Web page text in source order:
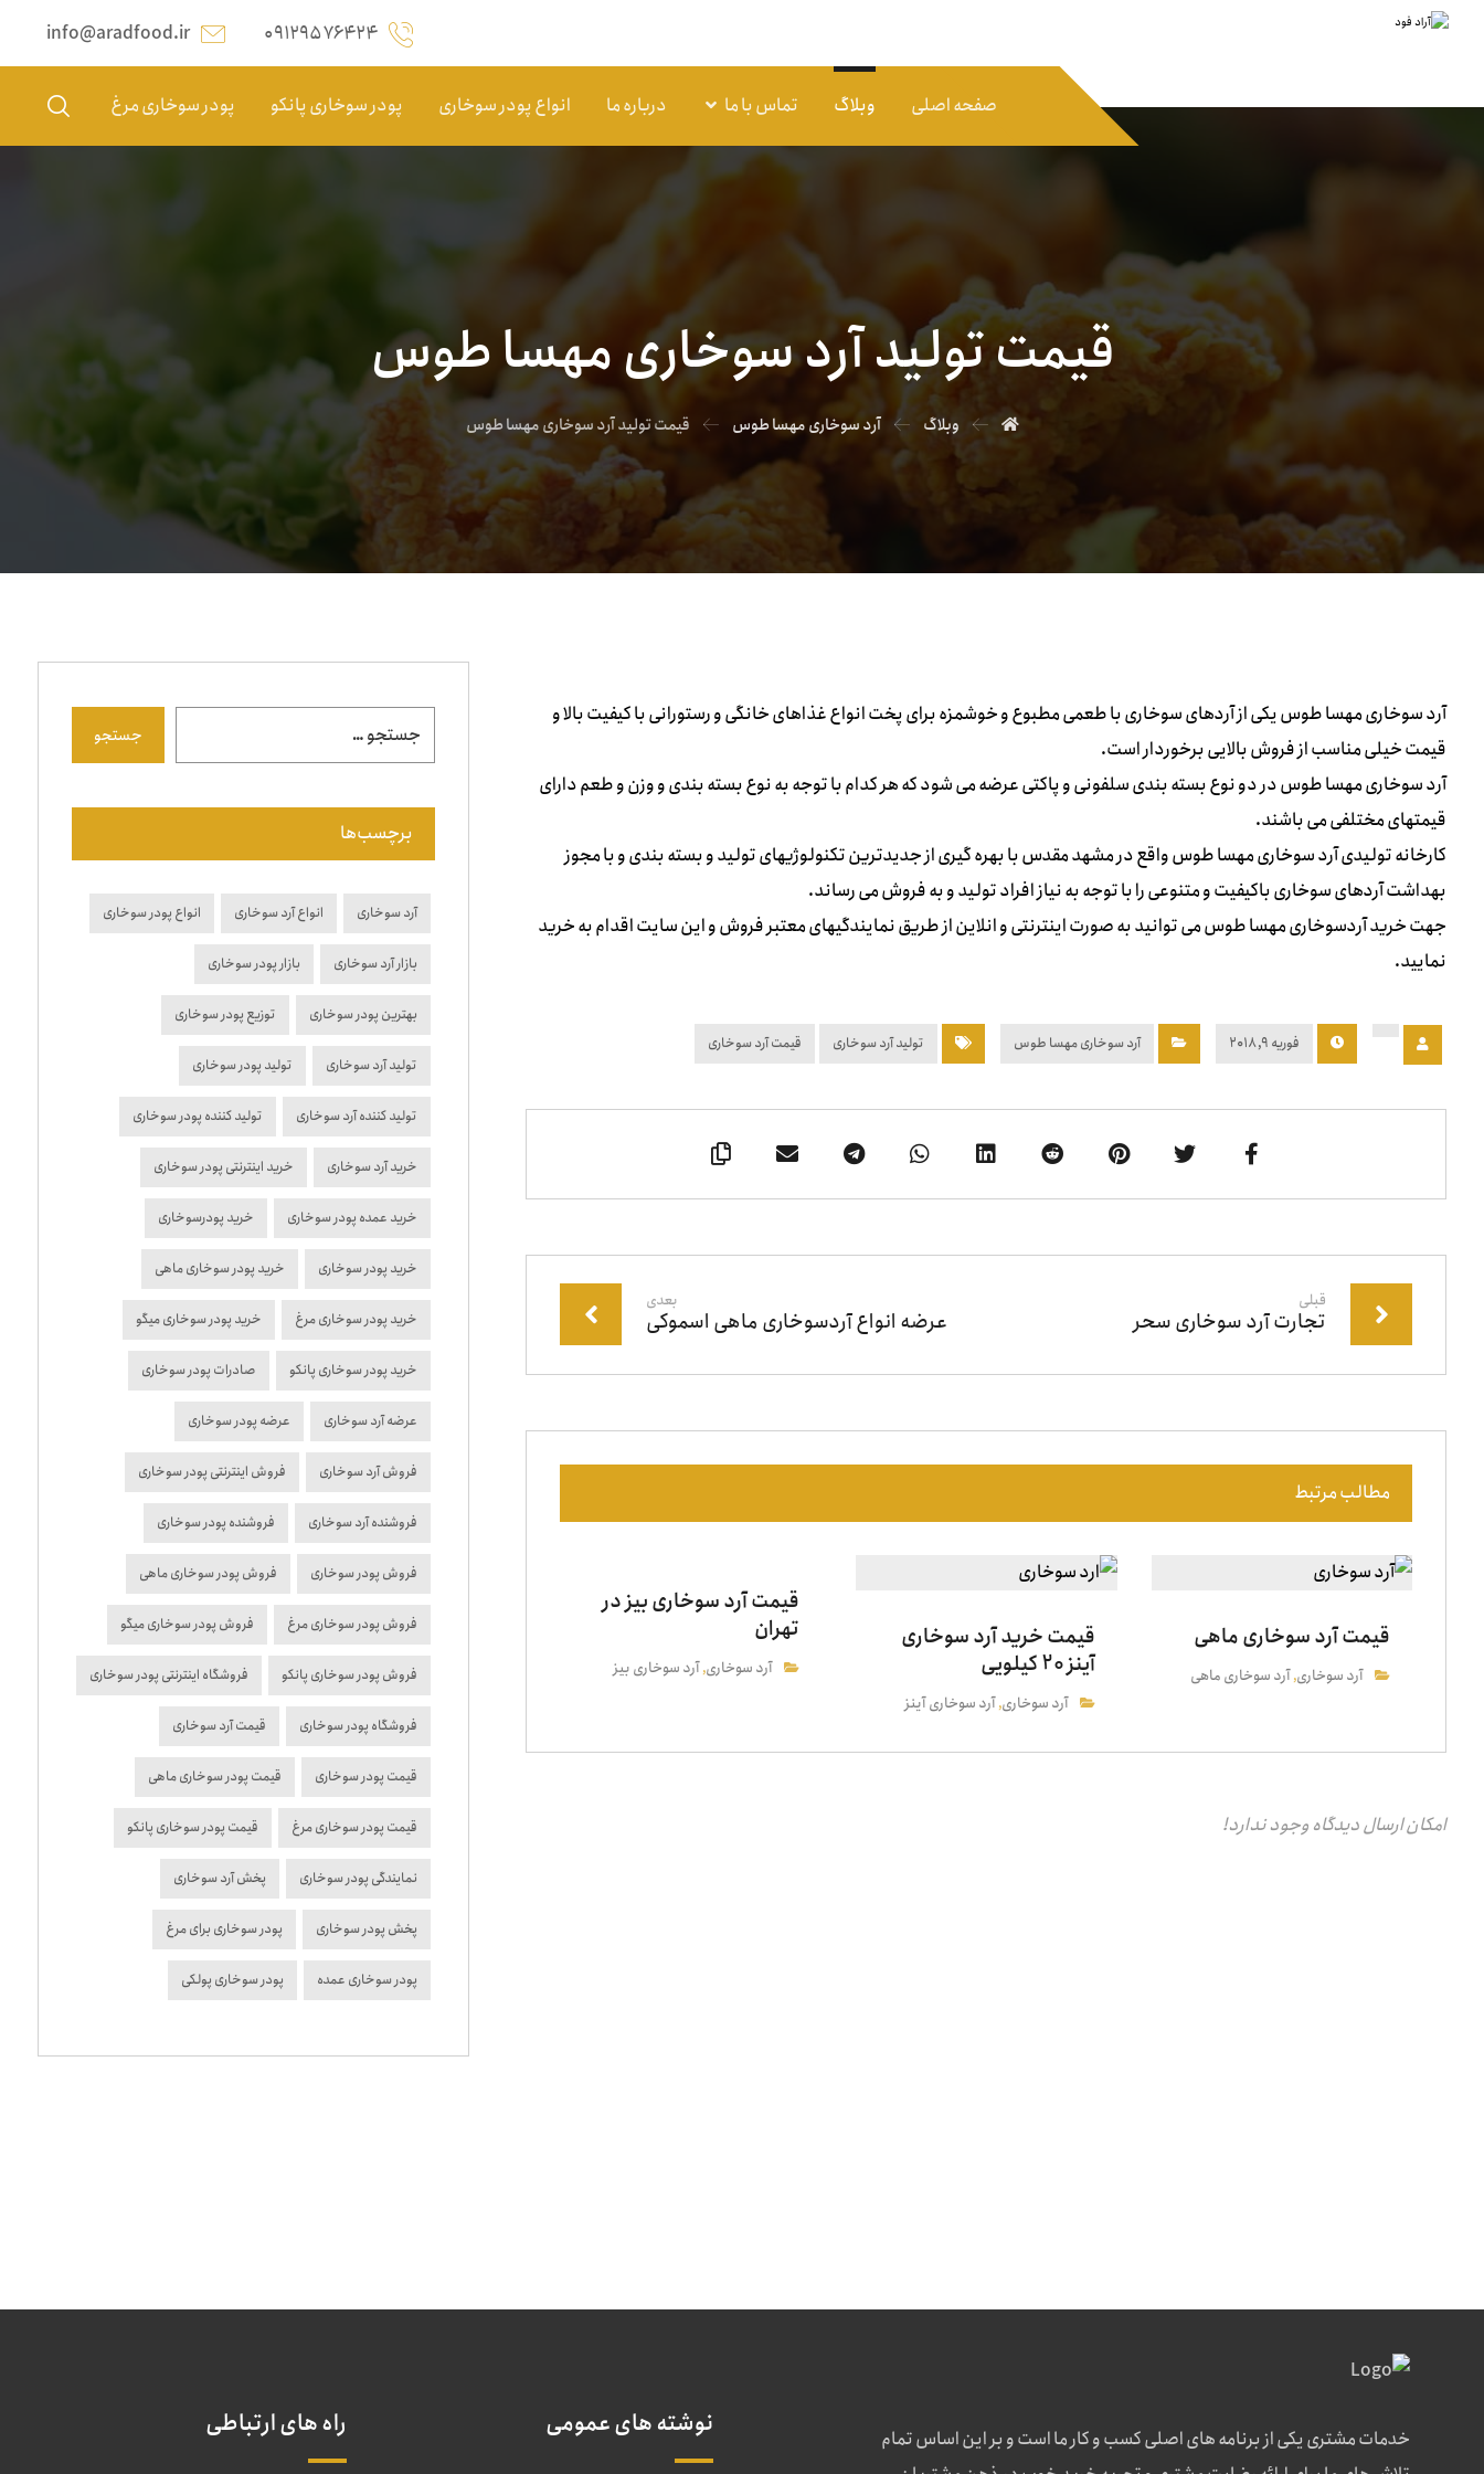
info@aradfood.ir ۰۹۱۲۹۵۷۶۴۲۴
صفحه اصلی وبلاگ تماس با ما درباره ما انواع پودر سوخاری پودر سوخاری پانکو پودر سوخاری مرغ
قیمت تولید آرد سوخاری مهسا طوس
وبلاگ آرد سوخاری مهسا طوس قیمت تولید آرد سوخاری مهسا طوس
آرد سوخاری مهسا طوس یکی از آردهای سوخاری با طعمی مطبوع و خوشمزه برای پخت انواع غذاهای خانگی و رستورانی با کیفیت بالا و
قیمت خیلی مناسب از فروش بالایی برخوردار است.
آرد سوخاری مهسا طوس در دو نوع بسته بندی سلفونی و پاکتی عرضه می شود که هر کدام با توجه به نوع بسته بندی و وزن و طعم دارای
قیمتهای مختلفی می باشند.
کارخانه تولیدی آرد سوخاری مهسا طوس واقع در مشهد مقدس با بهره گیری از جدیدترین تکنولوژیهای تولید و بسته بندی و با مجوز
بهداشت آردهای سوخاری باکیفیت و متنوعی را با توجه به نیاز افراد تولید و به فروش می رساند.
جهت خرید آردسوخاری مهسا طوس می توانید به صورت اینترنتی و انلاین از طریق نمایندگیهای معتبر فروش و این سایت اقدام به خرید
نمایید.
فوریه ۹, ۲۰۱۸ آرد سوخاری مهسا طوس تولید آرد سوخاری قیمت آرد سوخاری
قبلی
تجارت آرد سوخاری سحر
بعدی
عرضه انواع آردسوخاری ماهی اسموکی
مطالب مرتبط
قیمت آرد سوخاری ماهی
آرد سوخاری,آرد سوخاری ماهی
قیمت خرید آرد سوخاری
آینز 20 کیلویی
آرد سوخاری,آرد سوخاری آینز
قیمت آرد سوخاری بیز در
تهران
آرد سوخاری,آرد سوخاری بیز
امکان ارسال دیدگاه وجود ندارد!
جستجو
برچسب‌ها
آرد سوخاری انواع آرد سوخاری انواع پودر سوخاری
بازار آرد سوخاری بازار پودر سوخاری
بهترین پودر سوخاری توزیع پودر سوخاری
تولید آرد سوخاری تولید پودر سوخاری
تولید کننده آرد سوخاری تولید کننده پودر سوخاری
خرید آرد سوخاری خرید اینترنتی پودر سوخاری
خرید عمده پودر سوخاری خرید پودرسوخاری
خرید پودر سوخاری خرید پودر سوخاری ماهی
خرید پودر سوخاری مرغ خرید پودر سوخاری میگو
خرید پودر سوخاری پانکو صادرات پودر سوخاری
عرضه آرد سوخاری عرضه پودر سوخاری
فروش آرد سوخاری فروش اینترنتی پودر سوخاری
فروشنده آرد سوخاری فروشنده پودر سوخاری
فروش پودر سوخاری فروش پودر سوخاری ماهی
فروش پودر سوخاری مرغ فروش پودر سوخاری میگو
فروش پودر سوخاری پانکو فروشگاه اینترنتی پودر سوخاری
فروشگاه پودر سوخاری قیمت آرد سوخاری
قیمت پودر سوخاری قیمت پودر سوخاری ماهی
قیمت پودر سوخاری مرغ قیمت پودر سوخاری پانکو
نمایندگی پودر سوخاری پخش آرد سوخاری
پخش پودر سوخاری پودر سوخاری برای مرغ
پودر سوخاری عمده پودر سوخاری پولکی
خدمات مشتری یکی از برنامه های اصلی کسب و کار ما است و بر این اساس تمام
نوشته های عمومی راه های ارتباطی